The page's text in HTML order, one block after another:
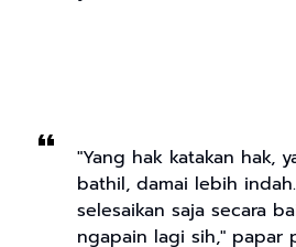
"Yang hak katakan hak,
bathil, damai lebih
selesaikan saja secara
ngapain lagi sih," papar